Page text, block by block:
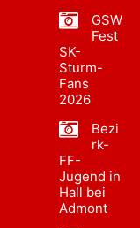
GSW
Fest
SK-
Sturm-
Fans
2026
Bezi
rk-
FF-
Jugend in
Hall bei
Admont